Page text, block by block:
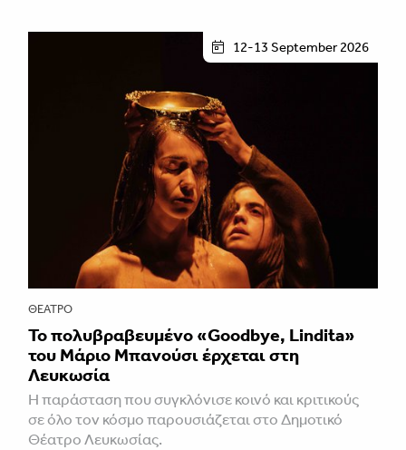
12-13 September 2026
ΘΈΑΤΡΟ
Το πολυβραβευμένο «Goodbye, Lindita»
του Μάριο Μπανούσι έρχεται στη
Λευκωσία
Η παράσταση που συγκλόνισε κοινό και κριτικούς
σε όλο τον κόσμο παρουσιάζεται στο Δημοτικό
Θέατρο Λευκωσίας.